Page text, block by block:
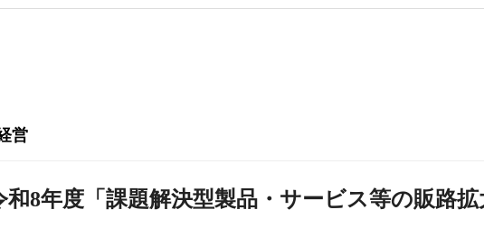
営
和8年度「課題解決型製品・サービス等の販路拡